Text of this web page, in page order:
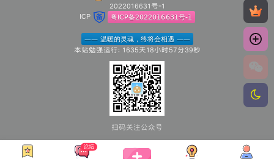
2022016631号-1
ICP
本站勉强运行: 1635天18小时57分39秒
扫码关注公众号
论坛